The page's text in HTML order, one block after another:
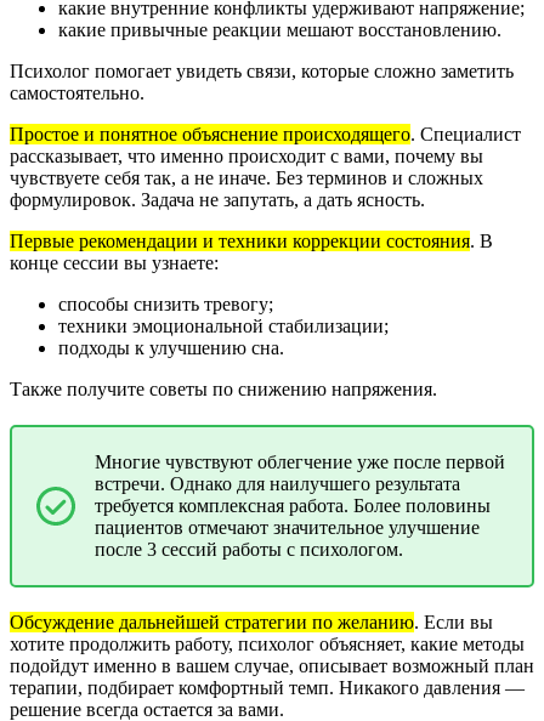
какие внутренние конфликты удерживают напряжение;
какие привычные реакции мешают восстановлению.
Психолог помогает увидеть связи, которые сложно заметить
самостоятельно.
Простое и понятное объяснение происходящего. Специалист
рассказывает, что именно происходит с вами, почему вы
чувствуете себя так, а не иначе. Без терминов и сложных
формулировок. Задача не запутать, а дать ясность.
Первые рекомендации и техники коррекции состояния. В
конце сессии вы узнаете:
способы снизить тревогу;
техники эмоциональной стабилизации;
подходы к улучшению сна.
Также получите советы по снижению напряжения.
Многие чувствуют облегчение уже после первой
встречи. Однако для наилучшего результата
требуется комплексная работа. Более половины
пациентов отмечают значительное улучшение
после 3 сессий работы с психологом.
Обсуждение дальнейшей стратегии по желанию. Если вы
хотите продолжить работу, психолог объясняет, какие методы
подойдут именно в вашем случае, описывает возможный план
терапии, подбирает комфортный темп. Никакого давления —
решение всегда остается за вами.